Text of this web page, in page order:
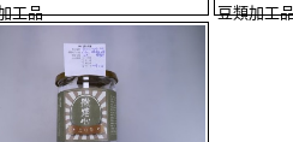
工品
豆類加工